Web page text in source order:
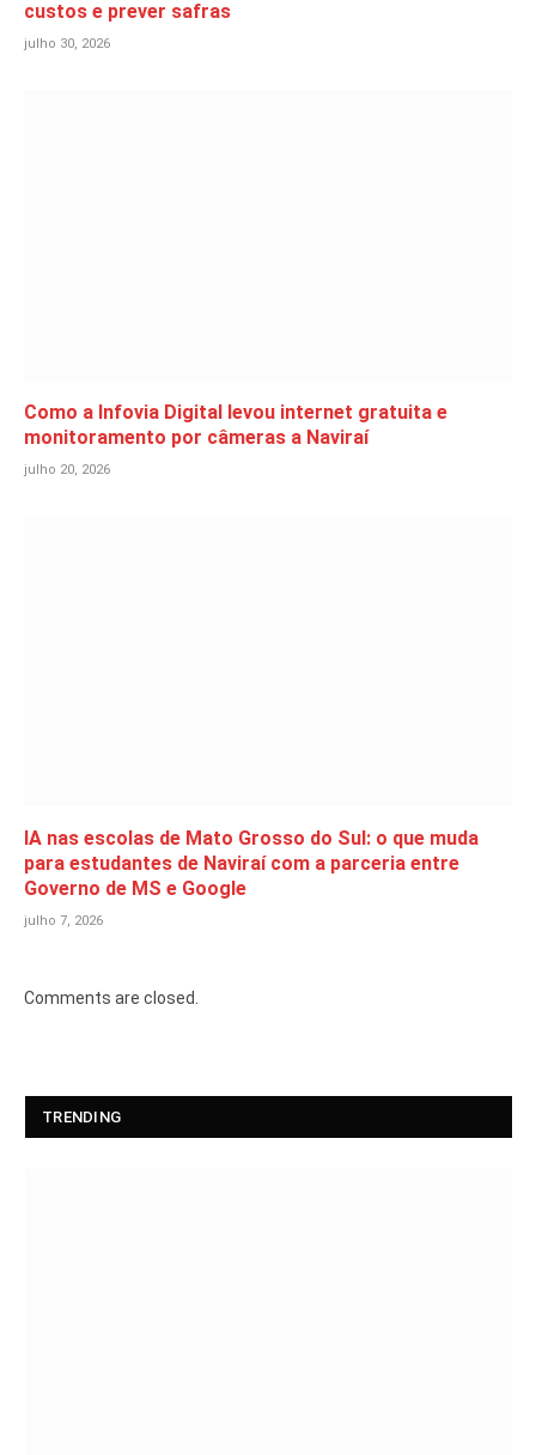
custos e prever safras
julho 30, 2026
Como a Infovia Digital levou internet gratuita e
monitoramento por câmeras a Naviraí
julho 20, 2026
IA nas escolas de Mato Grosso do Sul: o que muda
para estudantes de Naviraí com a parceria entre
Governo de MS e Google
julho 7, 2026
Comments are closed.
TRENDING